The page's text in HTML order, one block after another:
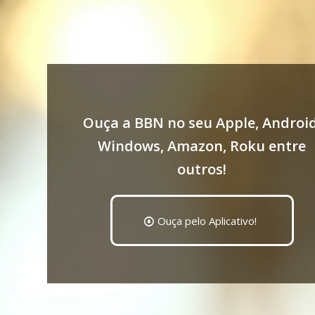
Ouça a BBN no seu Apple,
Windows, Amazon, Roku entre
outros!
Ouça pelo Aplicativo!